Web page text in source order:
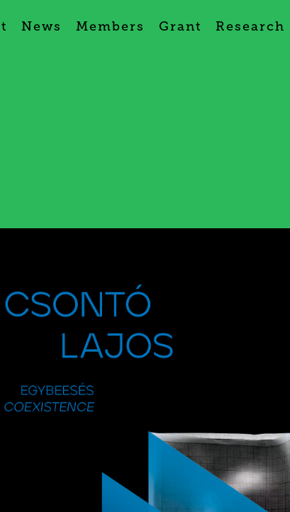
News Members Grant Research